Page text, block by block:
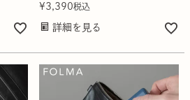
¥3,390税込
詳細を見る